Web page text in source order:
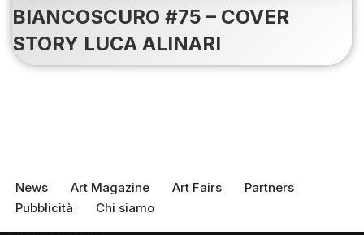
BIANCOSCURO #75 – COVER
STORY LUCA ALINARI
News Art Magazine Art Fairs
Partners
Pubblicità
Chi siamo